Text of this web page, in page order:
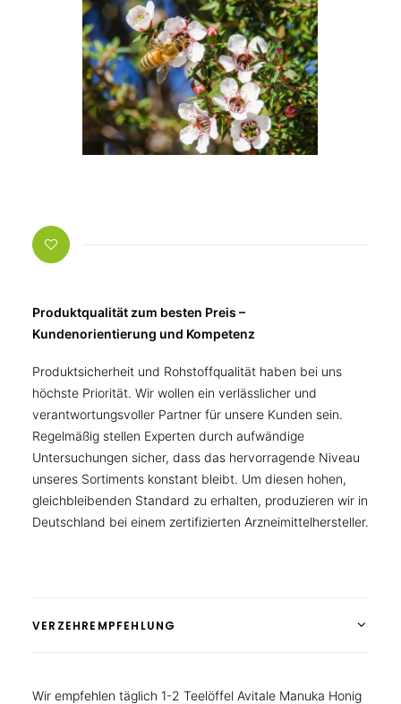
Produktqualität zum besten Preis –
Kundenorientierung und Kompetenz
Produktsicherheit und Rohstoffqualität haben bei uns
höchste Priorität. Wir wollen ein verlässlicher und
verantwortungsvoller Partner für unsere Kunden sein.
Regelmäßig stellen Experten durch aufwändige
Untersuchungen sicher, dass das hervorragende Niveau
unseres Sortiments konstant bleibt. Um diesen hohen,
gleichbleibenden Standard zu erhalten, produzieren wir in
Deutschland bei einem zertifizierten Arzneimittelhersteller.
VERZEHREMPFEHLUNG
Wir empfehlen täglich 1-2 Teelöffel Avitale Manuka Honig